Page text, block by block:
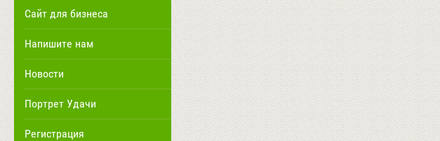
Сайт для бизнеса
Напишите нам
Новости
Портрет Удачи
Регистрация